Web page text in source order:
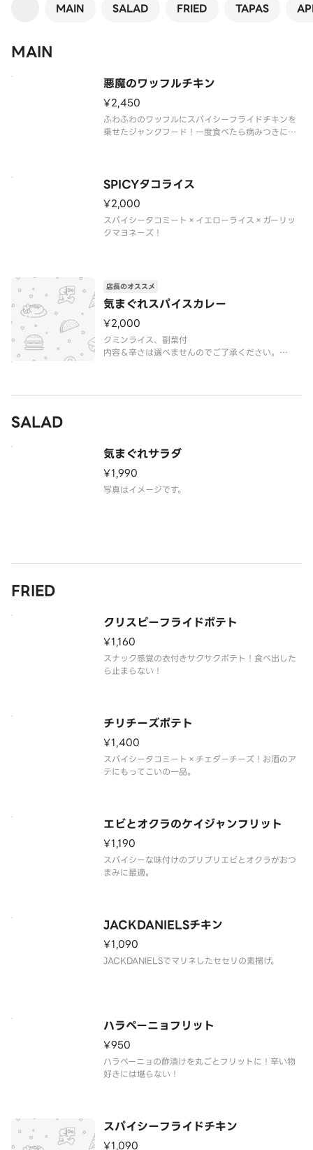
MAIN SALAD FRIED TAPAS
MAIN
悪魔のワッフルチキン
¥2,450
ふわふわのワッフルにスパイシーフライドチキンを
乗せたジャンクフード！一度食べたら病みつきにな
SPICYタコライス
¥2,000
スパイシータコミート×イエローライス×ガーリッ
クマヨネーズ！
気まぐれスパイスカレー
店長のオススメ
¥2,000
クミンライス、副菜付
内容＆辛さは選べませんのでご了承ください。
SALAD
気まぐれサラダ
¥1,990
写真はイメージです。
FRIED
クリスピーフライドポテト
¥1,160
スナック感覚の衣付きサクサクポテト！食べ出した
チリチーズポテト
¥1,400
スパイシータコミート×チェダーチーズ！お酒のア
エビとオクラのケイジャンフリット
¥1,190
スパイシーな味付けのプリプリエビとオクラがおつ
まみに最適。
JACKDANIELSチキン
¥1,090
JACKDANIELSでマリネしたセセリの素揚げ。
ハラペーニョフリット
¥950
ハラペーニョの酢漬けを丸ごとフリットに！辛い物
好きには堪らない！
スパイシーフライドチキン
¥1,090